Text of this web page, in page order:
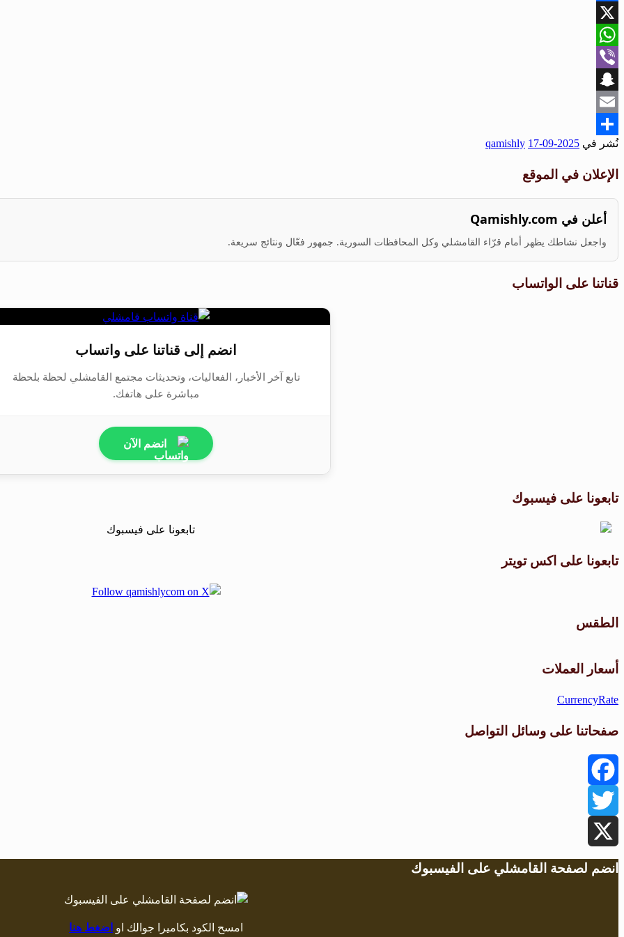
Facebook
X
WhatsApp
Viber
Snapchat
Email
Share
نُشر في 2025-09-17
qamishly
الإعلان في الموقع
أعلن في Qamishly.com
واجعل نشاطك يظهر أمام قرّاء القامشلي وكل المحافظات السورية. جمهور فعّال ونتائج سريعة.
قناتنا على الواتساب
انضم إلى قناتنا على واتساب
تابع آخر الأخبار، الفعاليات، وتحديثات مجتمع القامشلي لحظة بلحظة
مباشرة على هاتفك.
انضم الآن
تابعونا على فيسبوك
تابعونا على اكس تويتر
الطقس
أسعار العملات
CurrencyRate
صفحاتنا على وسائل التواصل
Facebook
Twitter
X
انضم لصفحة القامشلي على الفيسبوك
امسح الكود بكاميرا جوالك او اضغط هنا